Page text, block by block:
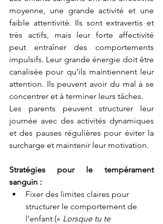
moyenne, une grande activité et une
faible attentivité. Ils sont extravertis et
très actifs, mais leur forte affectivité
peut entraîner des comportements
impulsifs. Leur grande énergie doit être
canalisée pour qu’ils maintiennent leur
attention. Ils peuvent avoir du mal à se
concentrer et à terminer leurs tâches.
Les parents peuvent structurer leur
journée avec des activités dynamiques
et des pauses régulières pour éviter la
surcharge et maintenir leur motivation.
Stratégies pour le tempérament
sanguin :
Fixer des limites claires pour
structurer le comportement de
l’enfant (« Lorsque tu te